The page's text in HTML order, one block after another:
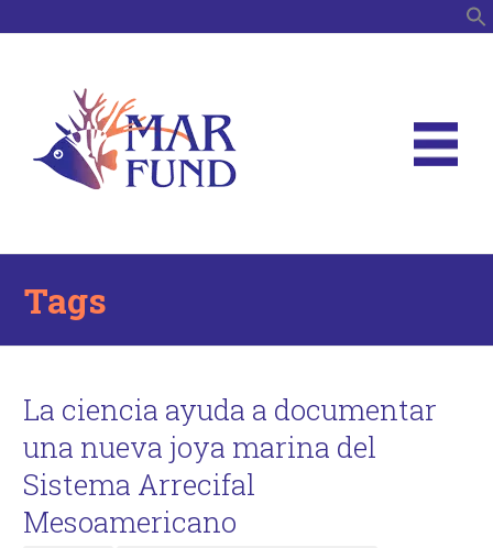
Tags
La ciencia ayuda a documentar
una nueva joya marina del
Sistema Arrecifal
Mesoamericano